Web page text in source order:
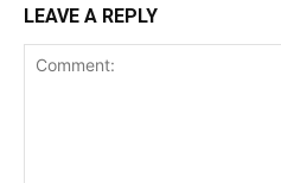
LEAVE A REPLY